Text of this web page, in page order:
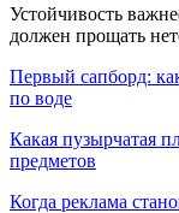
Устойчивость
должен прощать
Первый сапборд:
по воде
Какая пузырчатая
предметов
Когда реклама